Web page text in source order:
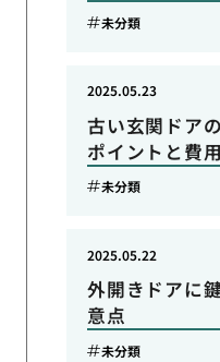
未分類
古い玄関ドア
ポイントと費
2025.05.23
未分類
外開きドアに
意点
2025.05.22
未分類